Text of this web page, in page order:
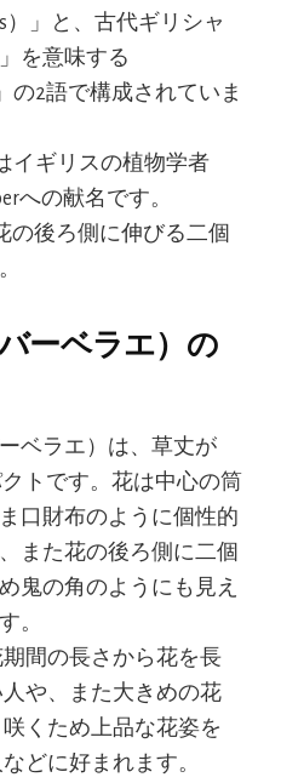
）」と、古代ギリシャ
を意味する
の2語で構成されていま
イギリスの植物学者
への献名です。
の後ろ側に伸びる二個
ーベラエ）の
ベラエ）は、草丈が
トです。花は中心の筒
口財布のように個性的
また花の後ろ側に二個
鬼の角のようにも見え
。
間の長さから花を長
人や、また大きめの花
くため上品な花姿を
どに好まれます。